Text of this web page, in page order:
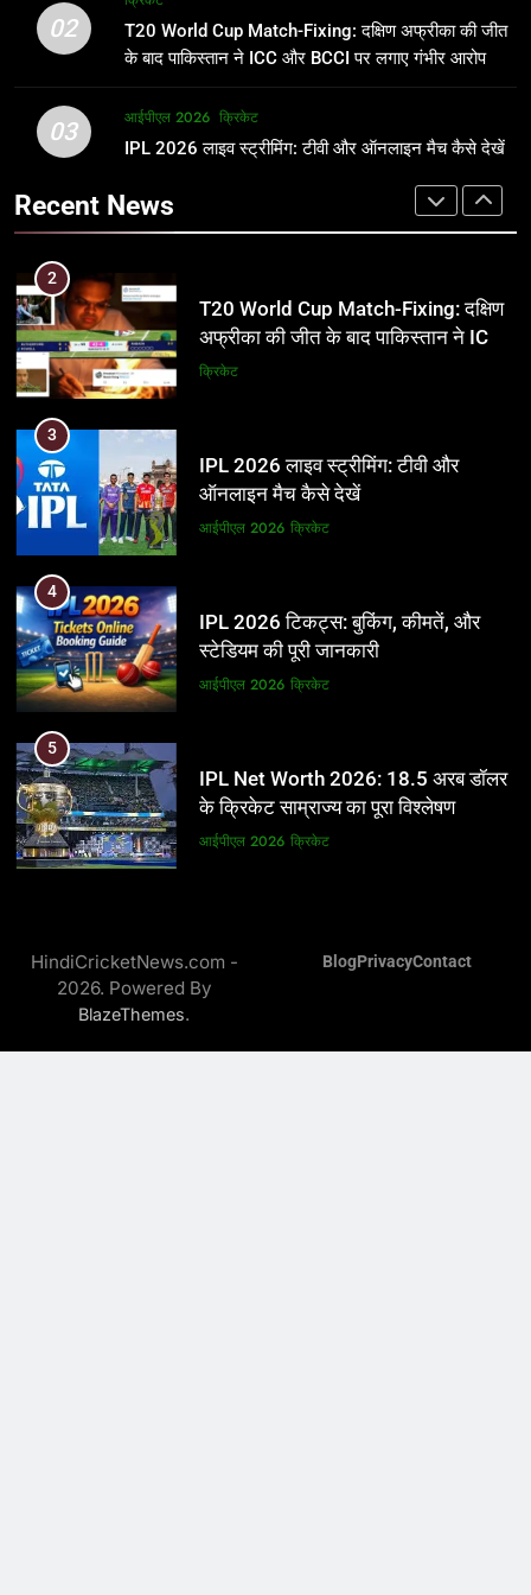
उम्र, परिवार, करियर और शादी से जुड़ी हर
जानकारी
क्रिकेट
2
T20 World Cup Match-Fixing: दक्षिण
3
IPL 2026 लाइव स्ट्रीमिंग: टीवी और
ऑनलाइन मैच कैसे देखें
आईपीएल 2026
4
IPL 2026 टिकट्स: बुकिंग, कीमतें, और
स्टेडियम की पूरी जानकारी
आईपीएल 2026 क्रिकेट
5
IPL Net Worth 2026: 18.5 अरब डॉलर
के क्रिकेट साम्राज्य का पूरा विश्लेषण
आईपीएल 2026 क्रिकेट
6
IPL टीम के मालिक: फ्रेंचाइजी के पीछे की
असली ताकत
आईपीएल 2026 क्रिकेट
विस्तृत विश्लेषण (2008-2026)
क्रिकेट
8
02
T20 World Cup Match-Fixing: दक्षिण अफ्रीका की जीत
के बाद पाकिस्तान ने ICC और BCCI पर लगाए गंभीर आरोप
03 आईपीएल 2026 क्रिकेट
IPL 2026 लाइव स्ट्रीमिंग: टीवी और ऑनलाइन मैच कैसे देखें
Recent News
फाइनल में हो सकती है महा-भिड़ंत, जानें पूरा
समीकरण
T20 वर्ल्ड कप 2026
1
अर्जुन तेंदुलकर की पत्नी सानिया चंडोक:
उम्र, परिवार, करियर और शादी से जुड़ी हर
2
T20 World Cup Match-Fixing: दक्षिण
अफ्रीका की जीत के बाद पाकिस्तान ने ICC
और BCCI पर लगाए गंभीर आरोप
क्रिकेट
3
IPL 2026 लाइव स्ट्रीमिंग: टीवी और
ऑनलाइन मैच कैसे देखें
आईपीएल 2026 क्रिकेट
4
IPL 2026 टिकट्स: बुकिंग, कीमतें, और
स्टेडियम की पूरी जानकारी
आईपीएल 2026 क्रिकेट
5
IPL Net Worth 2026: 18.5 अरब डॉलर
के क्रिकेट साम्राज्य का पूरा विश्लेषण
आईपीएल 2026 क्रिकेट
असली ताकत
आईपीएल 2026
HindiCricketNews.com -
2026. Powered By
BlazeThemes.
BlogPrivacyContact